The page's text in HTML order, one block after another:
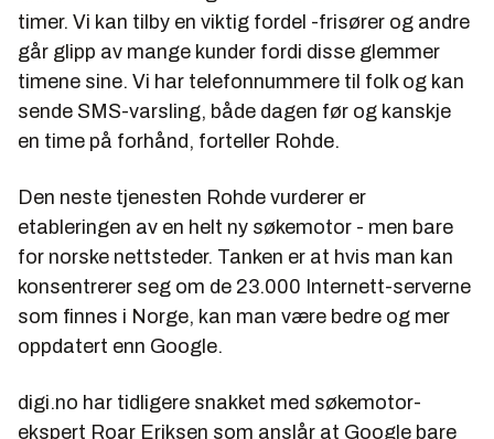
timer. Vi kan tilby en viktig fordel -frisører og andre
går glipp av mange kunder fordi disse glemmer
timene sine. Vi har telefonnummere til folk og kan
sende SMS-varsling, både dagen før og kanskje
en time på forhånd, forteller Rohde.
Den neste tjenesten Rohde vurderer er
etableringen av en helt ny søkemotor - men bare
for norske nettsteder. Tanken er at hvis man kan
konsentrerer seg om de 23.000 Internett-serverne
som finnes i Norge, kan man være bedre og mer
oppdatert enn Google.
digi.no har tidligere snakket med søkemotor-
ekspert Roar Eriksen som anslår at Google bare